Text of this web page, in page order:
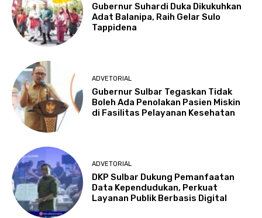
Gubernur Suhardi Duka Dikukuhkan
Adat Balanipa, Raih Gelar Sulo
Tappidena
ADVETORIAL
Gubernur Sulbar Tegaskan Tidak
Boleh Ada Penolakan Pasien Miskin
di Fasilitas Pelayanan Kesehatan
ADVETORIAL
DKP Sulbar Dukung Pemanfaatan
Data Kependudukan, Perkuat
Layanan Publik Berbasis Digital